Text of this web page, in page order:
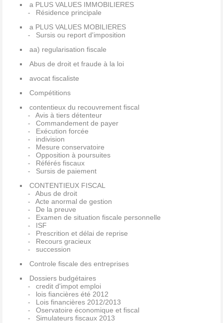
a PLUS VALUES IMMOBILIERES
Résidence principale
a PLUS VALUES MOBILIERES
Sursis ou report d'imposition
aa) regularisation fiscale
Abus de droit et fraude à la loi
avocat fiscaliste
Compétitions
contentieux du recouvrement fiscal
Avis à tiers détenteur
Commandement de payer
Exécution forcée
indivision
Mesure conservatoire
Opposition à poursuites
Référés fiscaux
Sursis de paiement
CONTENTIEUX FISCAL
Abus de droit
Acte anormal de gestion
De la preuve
Examen de situation fiscale personnelle
ISF
Prescrition et délai de reprise
Recours gracieux
succession
Controle fiscale des entreprises
Dossiers budgétaires
credit d'impot emploi
lois fiancières été 2012
Lois financières 2012/2013
Oservatoire économique et fiscal
Simulateurs fiscaux 2013